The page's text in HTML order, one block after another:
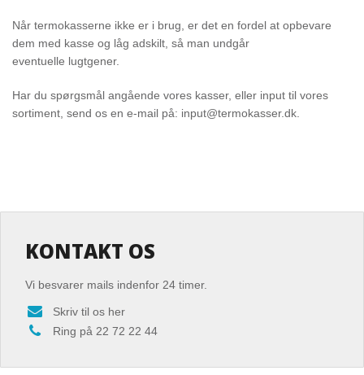
Når termokasserne ikke er i brug, er det en fordel at opbevare
dem med kasse og låg adskilt, så man undgår
eventuelle lugtgener.
Har du spørgsmål angående vores kasser, eller input til vores
sortiment, send os en e-mail på: input@termokasser.dk.
KONTAKT OS
Vi besvarer mails indenfor 24 timer.
Skriv til os her
Ring på 22 72 22 44